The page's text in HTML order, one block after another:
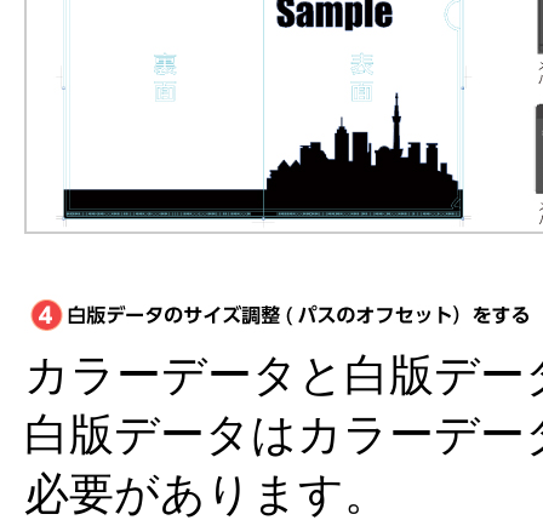
カラーデータと白版デ
白版データはカラーデー
必要があります。